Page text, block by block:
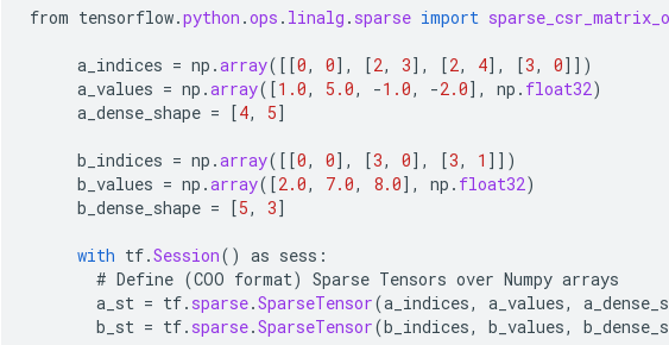
from tensorflow.python .ops . linalg . sparse import
a_indices = np .array( [[0, 0] , [2, 3] , [2, 4] , [3, 0]] )
a_values = np .array( [1.0, 5.0, -1.0, -2.0] , np . float32)
a_dense_shape = [4, 5]
b_indices = np .array( [[0, 0] , [3, 0] , [3, 1 ]] )
b_values = np .array( [2.0, 7.0, 8.0] , np . float32)
b_dense_shape = [5, 3]
with tf.Session() as sess :
# Define (COO format) Sparse Tensors over Numpy arrays
a_st = tf. sparse.SparseTensor(a_indices, a_values,
b_st = tf. sparse.SparseTensor(b_indices, b_values,